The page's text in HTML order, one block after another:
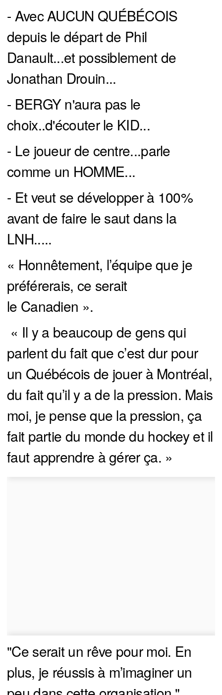
- Avec AUCUN QUÉBÉCOIS
depuis le départ de Phil
Danault...et possiblement de
Jonathan Drouin...
- BERGY n'aura pas le
choix..d'écouter le KID...
- Le joueur de centre...parle
comme un HOMME...
- Et veut se développer à 100%
avant de faire le saut dans la
LNH.....
« Honnêtement, l’équipe que je
préférerais, ce serait
le Canadien ».
« Il y a beaucoup de gens qui
parlent du fait que c’est dur pour
un Québécois de jouer à Montréal,
du fait qu’il y a de la pression. Mais
moi, je pense que la pression, ça
fait partie du monde du hockey et il
faut apprendre à gérer ça. »
"Ce serait un rêve pour moi. En
plus, je réussis à m’imaginer un